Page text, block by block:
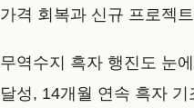
가격 회복과 신규 프로젝
무역수지 흑자 행진도 눈
달성, 14개월 연속 흑자